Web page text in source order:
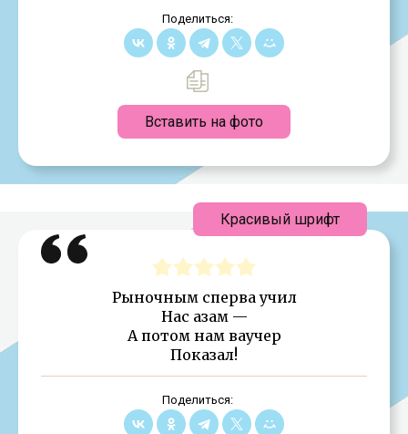
Поделиться:
Вставить на фото
Рыночным сперва учил
Нас азам —
А потом нам ваучер
Показал!
Поделиться:
Красивый шрифт